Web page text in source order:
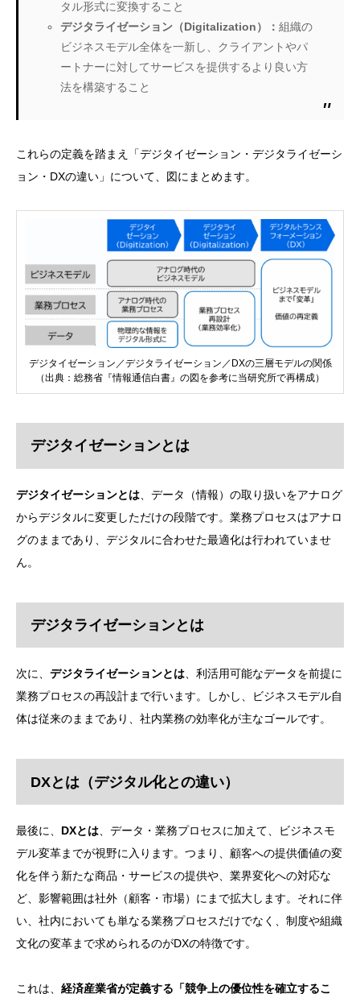
タル形式に変換すること
デジタライゼーション（Digitalization）： 組織の
ビジネスモデル全体を一新し、クライアントやパ
ートナーに対してサービスを提供するより良い方
法を構築すること
これらの定義を踏まえ「デジタイゼーション・デジタライゼーシ
ョン・DXの違い」について、図にまとめます。
デジタイゼーション／デジタライゼーション／DXの三層モデルの関係
（出典：総務省『情報通信白書』の図を参考に当研究所で再構成）
デジタイゼーションとは
デジタイゼーションとは 、データ（情報）の取り扱いをアナログ
からデジタルに変更しただけの段階です。業務プロセスはアナロ
グのままであり、デジタルに合わせた最適化は行われていませ
ん。
デジタライゼーションとは
次に、 デジタライゼーションとは、利活用可能なデータを前提に
業務プロセスの再設計まで行います。しかし、ビジネスモデル自
体は従来のままであり、社内業務の効率化が主なゴールです。
DXとは（デジタル化との違い）
最後に、 DXとは 、データ・業務プロセスに加えて、ビジネスモ
デル変革までが視野に入ります。つまり、顧客への提供価値の変
化を伴う新たな商品・サービスの提供や、業界変化への対応な
ど、影響範囲は社外（顧客・市場）にまで拡大します。それに伴
い、社内においても単なる業務プロセスだけでなく、制度や組織
文化の変革まで求められるのがDXの特徴です。
これは、 経済産業省が定義する「競争上の優位性を確立するこ